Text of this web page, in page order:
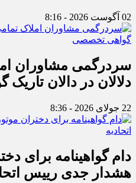
02 آگوست 2026 - 8:16
سردرگمی مشاوران
دلالان در دالان
22 جولای 2026 - 8:36
دام گواهینامه برای
هشدار جدی رییس